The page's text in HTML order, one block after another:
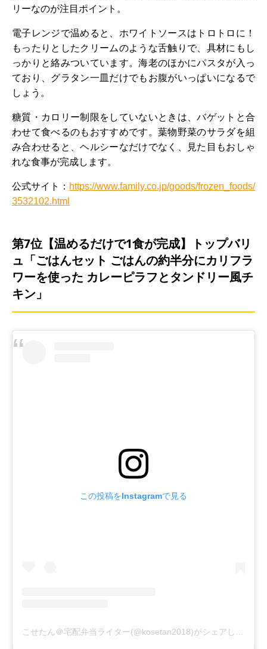
リーなのが注目ポイント。
電子レンジで温めると、ホワイトソースはトロトロに！
もったりとしたクリームのような舌触りで、具材にもし
っかりと絡みついています。海老のほかにパスタが入っ
ており、グラタン一皿だけでもお腹がいっぱいになるで
しょう。
糖質・カロリー制限をしていないときは、バゲットと合
わせて食べるのもおすすめです。葉物野菜のサラダを組
み合わせると、ヘルシーなだけでなく、見た目もおしゃ
れな食事が完成します。
公式サイト： https://www.family.co.jp/goods/frozen_foods/
3532102.html
第7位【温めるだけで1食が完成】トップバリ
ュ「ごはんセット ごはんの約半分にカリフラ
ワーを使った カレーピラフとタンドリー風チ
キン」
この投稿をInstagramで見る
こせたん＠宅配弁当ライター(@kosetan2018)がシェアした投稿